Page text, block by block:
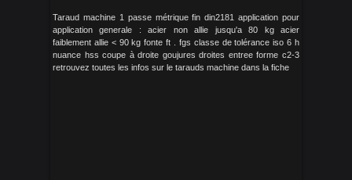
Taraud machine 1 passe métrique fin din2181 application pour
application generale : acier non allie jusqu'a 80 kg acier
faiblement allie < 90 kg fonte ft . fgs classe de tolérance iso 6 h
nuance hss coupe à droite goujures droites entree forme c2-3
retrouvez toutes les infos sur le tarauds machine dans la fiche